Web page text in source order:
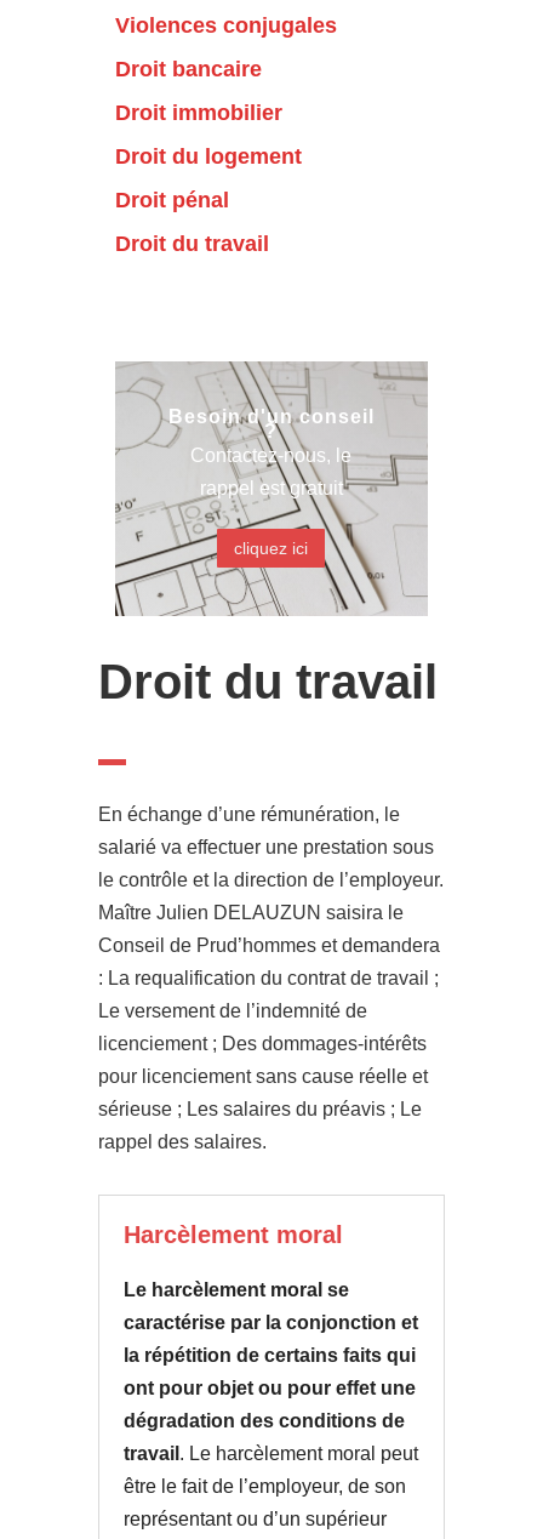
Violences conjugales
Droit bancaire
Droit immobilier
Droit du logement
Droit pénal
Droit du travail
Besoin d'un conseil
?
Contactez-nous, le
rappel est gratuit
cliquez ici
Droit du travail
En échange d’une rémunération, le
salarié va effectuer une prestation sous
le contrôle et la direction de l’employeur.
Maître Julien DELAUZUN saisira le
Conseil de Prud’hommes et demandera
: La requalification du contrat de travail ;
Le versement de l’indemnité de
licenciement ; Des dommages-intérêts
pour licenciement sans cause réelle et
sérieuse ; Les salaires du préavis ; Le
rappel des salaires.
Harcèlement moral
Le harcèlement moral se
caractérise par la conjonction et
la répétition de certains faits qui
ont pour objet ou pour effet une
dégradation des conditions de
travail . Le harcèlement moral peut
être le fait de l’employeur, de son
représentant ou d’un supérieur